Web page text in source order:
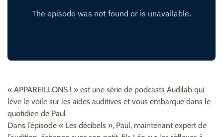
« APPAREILLONS ! » est une série de podcasts Audilab qui
lève le voile sur les aides auditives et vous embarque dans le
quotidien de Paul
Dans l’épisode « Les décibels », Paul, maintenant expert de